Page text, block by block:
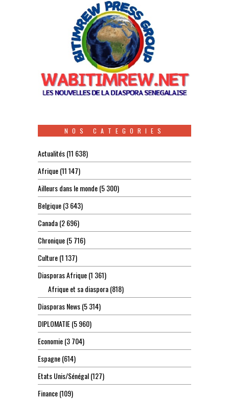
NOS CATEGORIES
Actualités(11 638)
Afrique(11 147)
Ailleurs dans le monde(5 300)
Belgique(3 643)
Canada(2 696)
Chronique(5 716)
Culture(1 137)
Diasporas Afrique(1 361)
Afrique et sa diaspora(818)
Diasporas News(5 314)
DIPLOMATIE(5 960)
Economie(3 704)
Espagne(614)
Etats Unis/Sénégal(127)
Finance(109)